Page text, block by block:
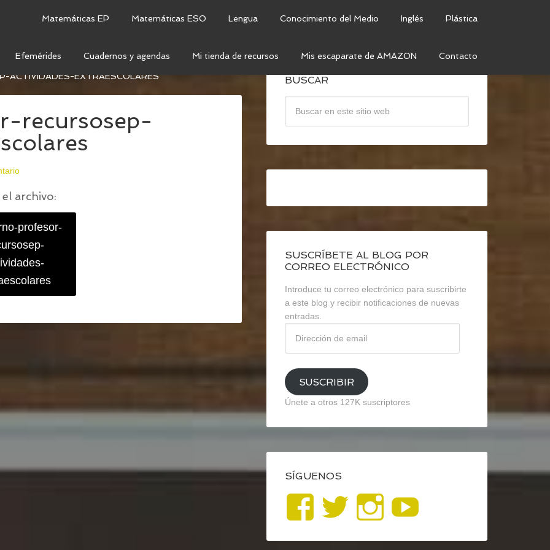
Matemáticas EP Matemáticas ESO Lengua Conocimiento del Medio Inglés Plástica
Efemérides Cuadernos y agendas Mi tienda de recursos Mis escaparate de AMAZON Contacto
PROFESOR 2021 – 2022 (SUPERCOMPLETO Y
ACTIVIDADES-EXTRAESCOLARES
recursosep-
archivo:
profesor-
BUSCAR
SUSCRÍBETE AL BLOG POR
CORREO ELECTRÓNICO
Introduce tu correo electrónico para suscribirte
a este blog y recibir notificaciones de nuevas
entradas.
email
SUSCRIBIR
Únete a otros 127K suscriptores
SÍGUENOS
Ver
perfil
Ver
perfil
Ver
perfil